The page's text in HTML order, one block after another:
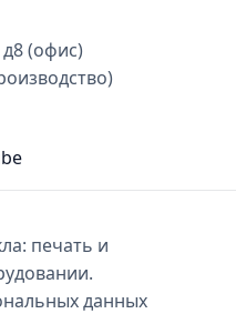
(офис)
печать и
данных